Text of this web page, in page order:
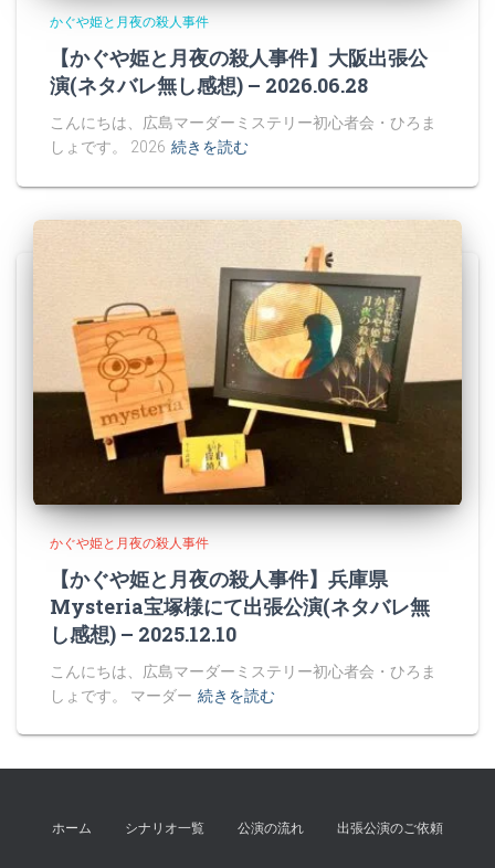
かぐや姫と月夜の殺人事件
【かぐや姫と月夜の殺人事件】大阪出張公
演(ネタバレ無し感想) – 2026.06.28
こんにちは、広島マーダーミステリー初心者会・ひろま
しょです。 2026 続きを読む
かぐや姫と月夜の殺人事件
【かぐや姫と月夜の殺人事件】兵庫県
Mysteria宝塚様にて出張公演(ネタバレ無
し感想) – 2025.12.10
こんにちは、広島マーダーミステリー初心者会・ひろま
しょです。 マーダー 続きを読む
ホーム シナリオ一覧 公演の流れ 出張公演のご依頼